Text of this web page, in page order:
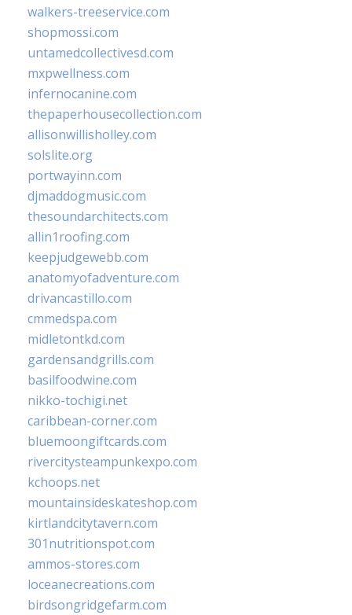
walkers-treeservice.com
shopmossi.com
untamedcollectivesd.com
mxpwellness.com
infernocanine.com
thepaperhousecollection.com
allisonwillisholley.com
solslite.org
portwayinn.com
djmaddogmusic.com
thesoundarchitects.com
allin1roofing.com
keepjudgewebb.com
anatomyofadventure.com
drivancastillo.com
cmmedspa.com
midletontkd.com
gardensandgrills.com
basilfoodwine.com
nikko-tochigi.net
caribbean-corner.com
bluemoongiftcards.com
rivercitysteampunkexpo.com
kchoops.net
mountainsideskateshop.com
kirtlandcitytavern.com
301nutritionspot.com
ammos-stores.com
loceanecreations.com
birdsongridgefarm.com